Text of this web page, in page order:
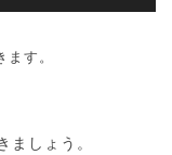
す。
ましょう。